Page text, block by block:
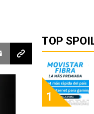
TOP
1